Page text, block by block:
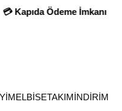
Fırsatları
ELBİSETAKIMİNDİRİM